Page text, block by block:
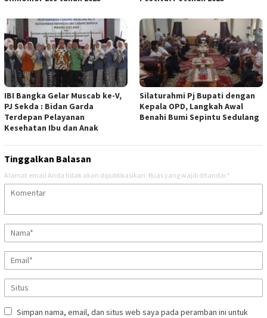
IBI Bangka Gelar Muscab ke-V,
PJ Sekda : Bidan Garda
Terdepan Pelayanan
Kesehatan Ibu dan Anak
Silaturahmi Pj Bupati dengan
Kepala OPD, Langkah Awal
Benahi Bumi Sepintu Sedulang
Tinggalkan Balasan
Alamat email Anda tidak akan dipublikasikan. Ruas yang wajib ditandai *
Simpan nama, email, dan situs web saya pada peramban ini untuk